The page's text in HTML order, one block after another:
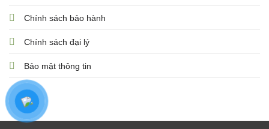
Chính sách bảo hành
Chính sách đại lý
Bảo mật thông tin